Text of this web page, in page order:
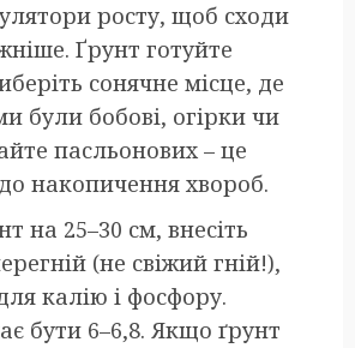
росту, щоб сходи
Ґрунт готуйте
сонячне місце, де
були бобові, огірки чи
пасльонових – це
накопичення хвороб.
на 25–30 см, внесіть
(не свіжий гній!),
калію і фосфору.
бути 6–6,8. Якщо ґрунт